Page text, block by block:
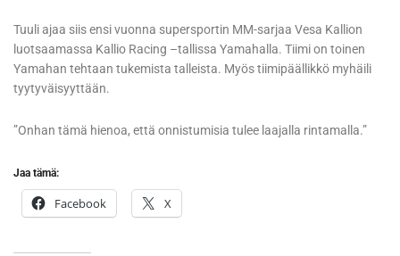
Tuuli ajaa siis ensi vuonna supersportin MM-sarjaa Vesa Kallion
luotsaamassa Kallio Racing –tallissa Yamahalla. Tiimi on toinen
Yamahan tehtaan tukemista talleista. Myös tiimipäällikkö myhäili
tyytyväisyyttään.
”Onhan tämä hienoa, että onnistumisia tulee laajalla rintamalla.”
Jaa tämä:
Facebook X